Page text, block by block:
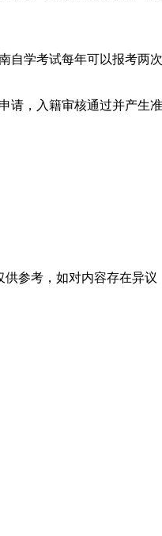
学考试每年可以报考两
请，入籍审核通过并产生
参考，如对内容存在异议